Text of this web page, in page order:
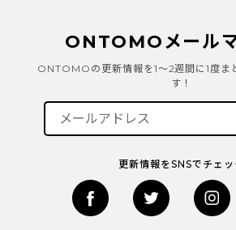
ONTOMOメール
ONTOMOの更新情報を1～2週間に1度ま
す！
更新情報をSNSでチェッ